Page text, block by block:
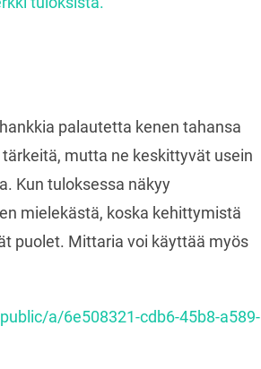
palautetta kenen tahansa
mutta ne keskittyvät usein
Kun tuloksessa näkyy
mielekästä, koska kehittymistä
puolet. Mittaria voi käyttää myös
a/6e508321-cdb6-45b8-a589-